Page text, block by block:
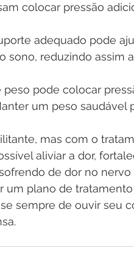
colocar pressão
adequado pode
sono, reduzindo assim
peso pode colocar
um peso saudável
mas com o
aliviar a dor,
de dor no nervo
um plano de tratamento
sempre de ouvir seu